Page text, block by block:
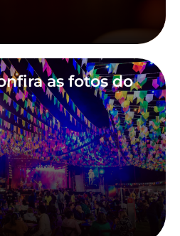
as fotos do